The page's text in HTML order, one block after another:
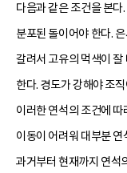
다음과 같은 조건을 본
분포된 돌이어야 한다.
갈려서 고유의 먹색이
한다. 경도가 강해야 조
이러한 연석의 조건에
이동이 어려워 대부분
과거부터 현재까지 연석